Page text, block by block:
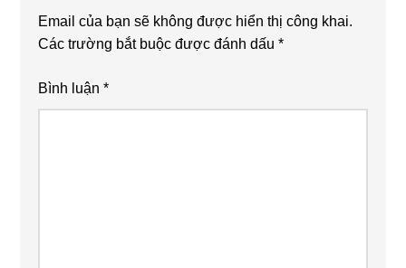
Email của bạn sẽ không được hiển thị công khai.
Các trường bắt buộc được đánh dấu*
Bình luận*